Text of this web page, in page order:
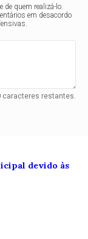
de quem realizá-lo.
em desacordo
caracteres restantes.